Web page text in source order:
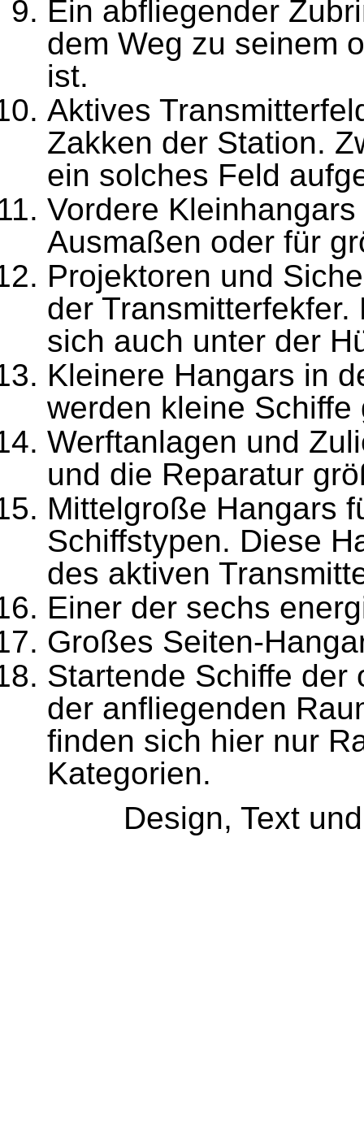
Ein abfliegender
dem Weg zu seinem
ist.
Aktives
Zakken der Station.
ein sol­ches Feld
Vordere
Ausma­ßen oder für
Projektoren und
der
sich auch unter der
Kleinere Hangars in
werden kleine
Werftanlagen und
und die Reparatur
Mittelgroße Hangars
Schiffstypen. Diese
des akti­ven
Einer der sechs
Großes Seiten-
Startende Schiffe der
der anfliegenden
finden sich hier nur
Kategorien.
Design, Text